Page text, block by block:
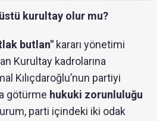
kurultay olur mu?
butlan" kararı yönetimi
Kurultay kadrolarına
Kılıçdaroğlu’nun partiyi
götürme hukuki zorunluluğu
parti içindeki iki odak